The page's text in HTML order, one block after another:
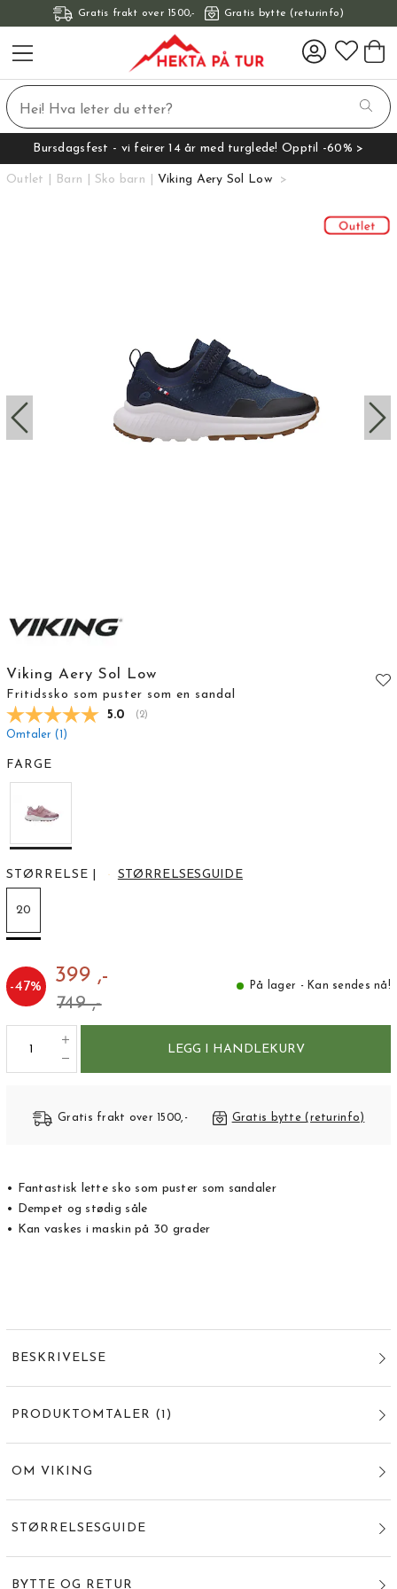
Gratis frakt over 1500,- Gratis bytte (returinfo)
Bursdagsfest - vi feirer 14 år med turglede! Opptil -60% >
Outlet Barn Sko barn Viking Aery Sol Low
Viking Aery Sol Low
Fritidssko som puster som en sandal
Gjennomsnittskarakter:
5.0 (stemmer:
2)
Omtaler ( )
FARGE
STØRRELSE STØRRELSESGUIDE
20
-47% 399 ,-
749 ,-
På lager - Kan sendes nå!
LEGG I HANDLEKURV
Gratis frakt over 1500,- Gratis bytte (returinfo)
• Fantastisk lette sko som puster som sandaler
• Dempet og stødig såle
• Kan vaskes i maskin på 30 grader
BESKRIVELSE
PRODUKTOMTALER (1 )
OM VIKING
STØRRELSESGUIDE
BYTTE OG RETUR